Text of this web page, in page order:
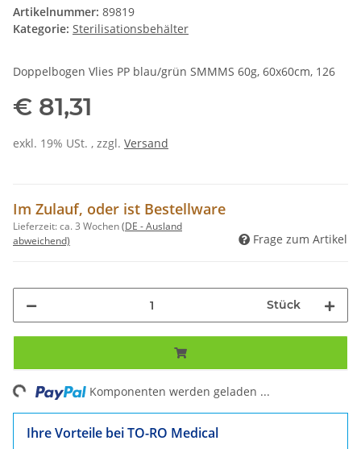
Artikelnummer: 89819
Kategorie: Sterilisationsbehälter
Doppelbogen Vlies PP blau/grün SMMMS 60g, 60x60cm, 126
€ 81,31
exkl. 19% USt. , zzgl. Versand
Im Zulauf, oder ist Bestellware
Lieferzeit:ca. 3 Wochen(DE - Ausland
abweichend)
Frage zum Artikel
Stück
Loading... Komponenten werden geladen ...
Ihre Vorteile bei TO-RO Medical